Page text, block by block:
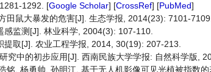
1292. [Google Scholar] [CrossRef] [PubMed]
田鼠大暴发的危害[J]. 生态学报, 2014(23): 7101-7109.
监测[J]. 林业科学, 2004(3): 107-110.
取[J]. 农业工程学报, 2014, 30(19): 207-213.
究中的初步应用[J]. 西南民族大学学报: 自然科学版,
, 杨勇帅, 孙明江. 基于无人机影像可见光植被指数